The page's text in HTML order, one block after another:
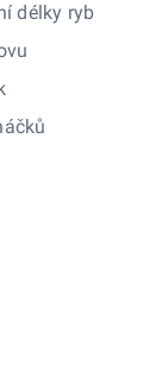
délky ryb